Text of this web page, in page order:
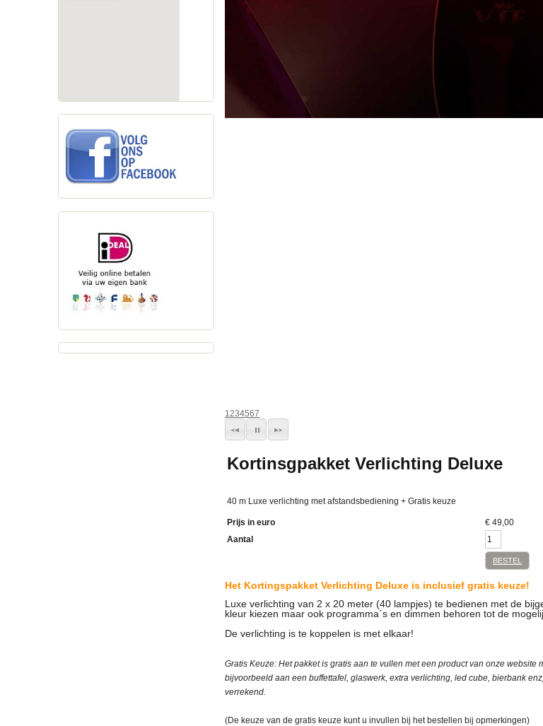
1234567
Kortinsgpakket Verlichting Deluxe
40 m Luxe verlichting met afstandsbediening + Gratis keuze
Prijs in euro € 49,00
Aantal
BESTEL
Het Kortingspakket Verlichting Deluxe is inclusief gratis keuze!
Luxe verlichting van 2 x 20 meter (40 lampjes) te bedienen met de
kleur kiezen maar ook programma´s en dimmen behoren tot de
De verlichting is te koppelen is met elkaar!
Gratis Keuze: Het pakket is gratis aan te vullen met een product van onze
bijvoorbeeld aan een buffettafel, glaswerk, extra verlichting, led cube, bierbank
verrekend.
(De keuze van de gratis keuze kunt u invullen bij het bestellen bij opmerkingen)